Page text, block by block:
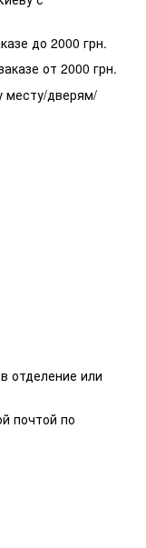
до 2000 грн.
от 2000 грн.
месту/дверям/
отделение или
почтой по